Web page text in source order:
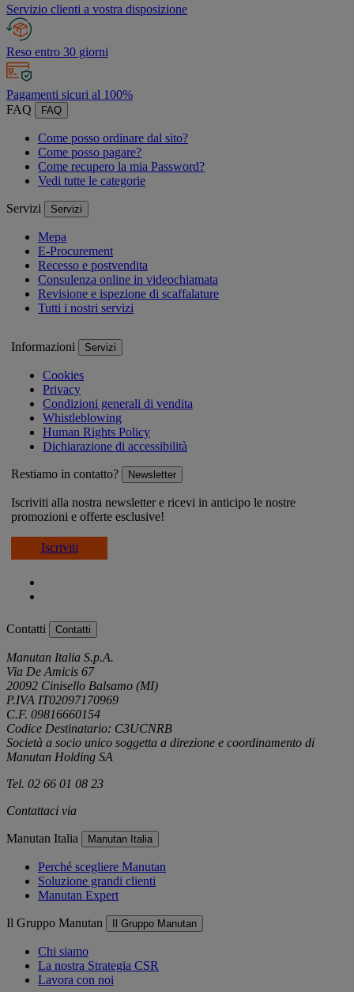
Servizio clienti a vostra disposizione
Reso entro 30 giorni
Pagamenti sicuri al 100%
FAQ
FAQ
Come posso ordinare dal sito?
Come posso pagare?
Come recupero la mia Password?
Vedi tutte le categorie
Servizi Servizi
Mepa
E-Procurement
Recesso e postvendita
Consulenza online in videochiamata
Revisione e ispezione di scaffalature
Tutti i nostri servizi
Informazioni Servizi
Cookies
Privacy
Condizioni generali di vendita
Whistleblowing
Human Rights Policy
Dichiarazione di accessibilità
Restiamo in contatto? Newsletter
Iscriviti alla nostra newsletter e ricevi in anticipo le nostre
promozioni e offerte esclusive!
Iscriviti
Contatti Contatti
Manutan Italia S.p.A.
Via De Amicis 67
20092 Cinisello Balsamo (MI)
P.IVA IT02097170969
C.F. 09816660154
Codice Destinatario: C3UCNRB
Società a socio unico soggetta a direzione e coordinamento di
Manutan Holding SA
Tel. 02 66 01 08 23
Contattaci via
Manutan Italia Manutan Italia
Perché scegliere Manutan
Soluzione grandi clienti
Manutan Expert
Il Gruppo Manutan Il Gruppo Manutan
Chi siamo
La nostra Strategia CSR
Lavora con noi